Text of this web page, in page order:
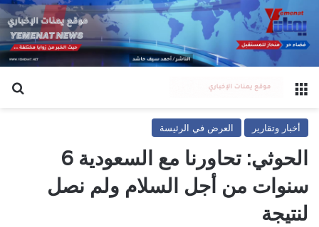
القائمة
أخبار وتقارير العرض في الرئيسة
الحوثي: تحاورنا مع السعودية 6
سنوات من أجل السلام ولم نصل
لنتيجة